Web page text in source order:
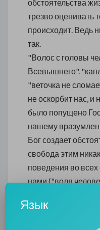
обстоятельства
трезво оценивать
происходит. Ведь
так.
"Волос с головы
Всевышнего".
"веточка не
не оскорбит нас, и
было попущено
нашему
Бог создает
свобода этим
поведения во всех
нами ("воля
наш естественный
обстоятельства.
Язык